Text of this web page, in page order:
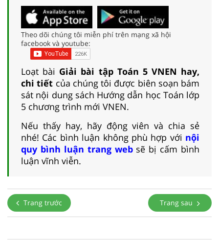
Theo dõi chúng tôi miễn phí trên mạng xã hội
facebook và youtube:
Loạt bài Giải bài tập Toán 5 VNEN hay,
chi tiết của chúng tôi được biên soạn bám
sát nội dung sách Hướng dẫn học Toán lớp
5 chương trình mới VNEN.
Nếu thấy hay, hãy động viên và chia sẻ
nhé! Các bình luận không phù hợp với nội
quy bình luận trang websẽ bị cấm bình
luận vĩnh viễn.
Trang trước Trang sau